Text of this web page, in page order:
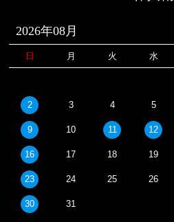
2026年08月
日 月 火 水
2 3 4 5
9 10 11 12
16 17 18 19
23 24 25 26
30 31